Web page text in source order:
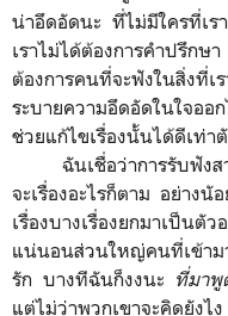
น่าอึดอัดนะ ที่ไม่มีใครที่เร
เราไม่ได้ต้องการคำปรึก
ต้องการคนที่จะฟังในสิ่งที่เ
ระบายความอึดอัดในใจออ
ช่วยแก้ไขเรื่องนั้นได้ดีเท่าตั
ฉันเชื่อว่าการรับฟังสา
จะเรื่องอะไรก็ตาม อย่างนั
เรื่องบางเรื่องยกมาเป็นตั
แน่นอนส่วนใหญ่คนที่เข้าม
รัก บางทีฉันก็งงนะ ที่มาพู
แต่ไม่ว่าพวกเขาจะคิดยัง